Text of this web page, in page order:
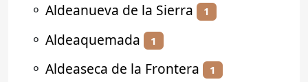
⚬ Aldeanueva de la Sierra 1
⚬ Aldeaquemada 1
⚬ Aldeaseca de la Frontera 1